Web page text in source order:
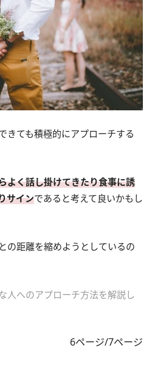
きても積極的にアプローチする
よく話し掛けてきたり食事に誘
サインであると考えて良いかもし
の距離を縮めようとしているの
人へのアプローチ方法を解説し
6ページ/7ページ